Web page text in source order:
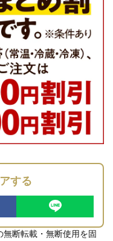
する
断転載・無断使用を固